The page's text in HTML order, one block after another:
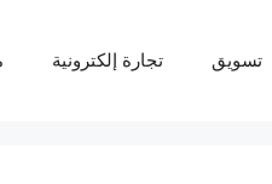
تسويق تجارة إلكترونية